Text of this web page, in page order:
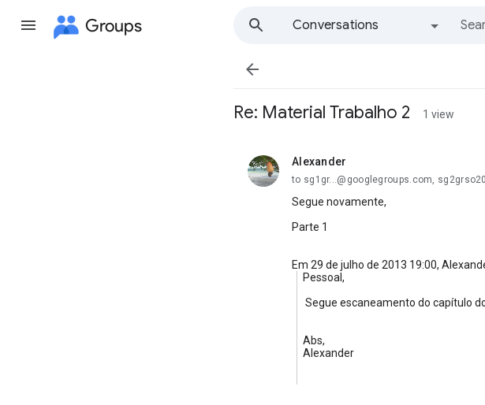
Groups
Conversations

Re: Material Trabalho 2 1 view
Alexander
unread,
to sg1gr...@googlegroups.com,
Segue novamente,
Parte 1
Em 29 de julho de 2013 19:00,
Pessoal,
Segue escaneamento do capítulo
Abs,
Alexander